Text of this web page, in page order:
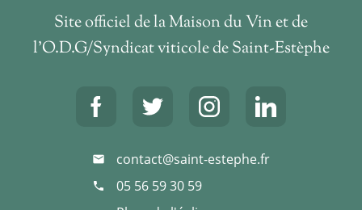
mail contact@saint-estephe.fr
phone
05 56 59 30 59
Site officiel de la Maison du Vin et de
l’O.D.G/Syndicat viticole de Saint-Estèphe